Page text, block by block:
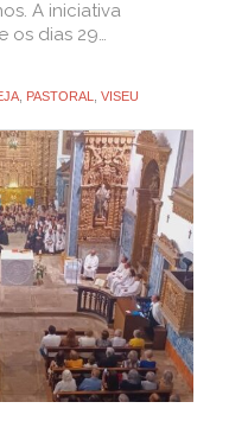
A iniciativa
os dias 29…
PASTORAL VISEU